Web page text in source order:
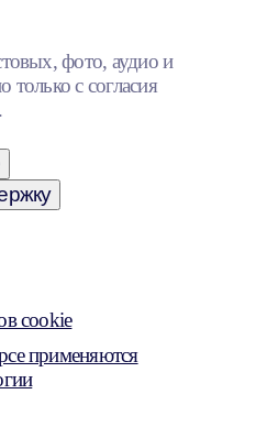
фото, аудио и
только с согласия
cookie
применяются